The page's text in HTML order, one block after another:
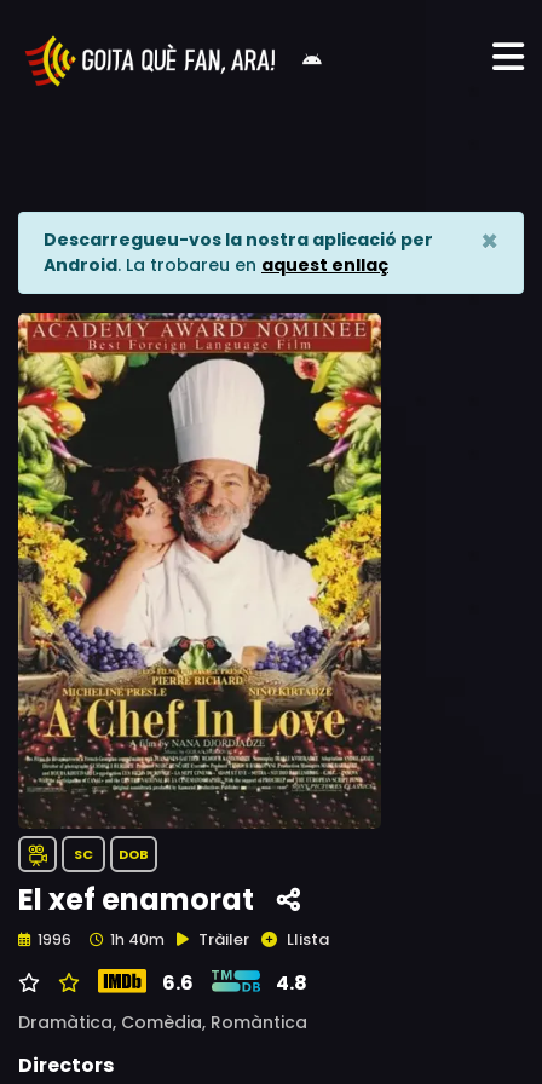
Descarregueu-vos la nostra aplicació per
Android. La trobareu en aquest enllaç
×
SC DOB
El xef enamorat
1996 1h 40m Tràiler Llista
6.6 4.8
Dramàtica, Comèdia, Romàntica
Directors